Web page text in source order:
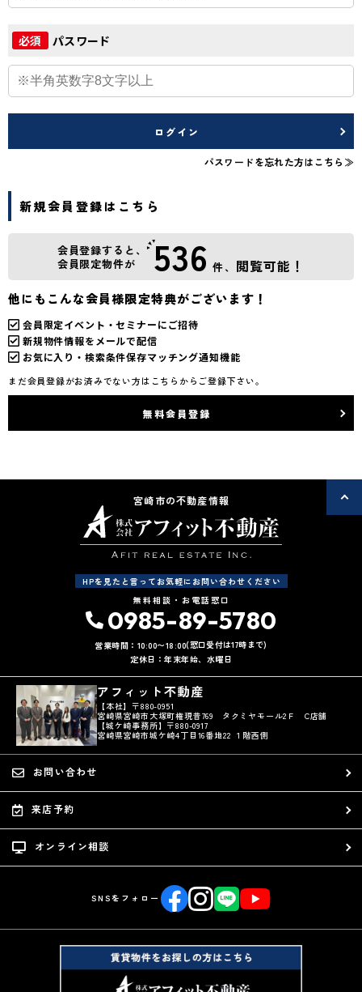
必須 パスワード
ログイン
パスワードを忘れた方はこちら≫
新規会員登録はこちら
会員登録すると、
会員限定物件が
536 件、 閲覧可能！
他にもこんな会員様限定特典がございます！
会員限定イベント・セミナーにご招待
新規物件情報をメールで配信
お気に入り・検索条件保存マッチング通知機能
まだ会員登録がお済みでない方はこちらからご登録下さい。
無料会員登録
宮崎市の不動産情報
HPを見たと言ってお気軽にお問い合わせください
無料相談・お電話窓口
0985-89-5780
営業時間：10:00〜18:00(窓口受付は17時まで)
定休日：年末年始、水曜日
アフィット不動産
【本社】〒880-0951
宮崎県宮崎市大塚町権現昔769 タクミヤモール2Ｆ C店舗
【城ケ崎事務所】〒880-0917
宮崎県宮崎市城ケ崎4丁目16番地22 １階西側
お問い合わせ
来店予約
オンライン相談
SNSをフォロー